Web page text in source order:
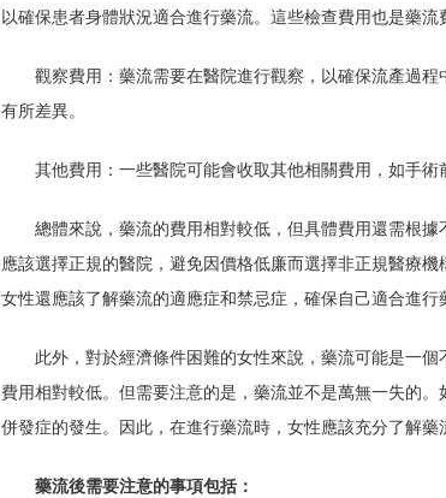
以確保患者身體狀況適合進行藥流。這些檢查費用也是藥流
觀察費用：藥流需要在醫院進行觀察，以確保流產過
有所差異。
其他費用：一些醫院可能會收取其他相關費用，如手術
總體來說，藥流的費用相對較低，但具體費用還需根
應該選擇正規的醫院，避免因價格低廉而選擇非正規醫療機
女性還應該了解藥流的適應症和禁忌症，確保自己適合進行
此外，對於經濟條件困難的女性來說，藥流可能是一
費用相對較低。但需要注意的是，藥流並不是萬無一失的
併發症的發生。因此，在進行藥流時，女性應該充分了解藥
藥流後需要注意的事項包括：